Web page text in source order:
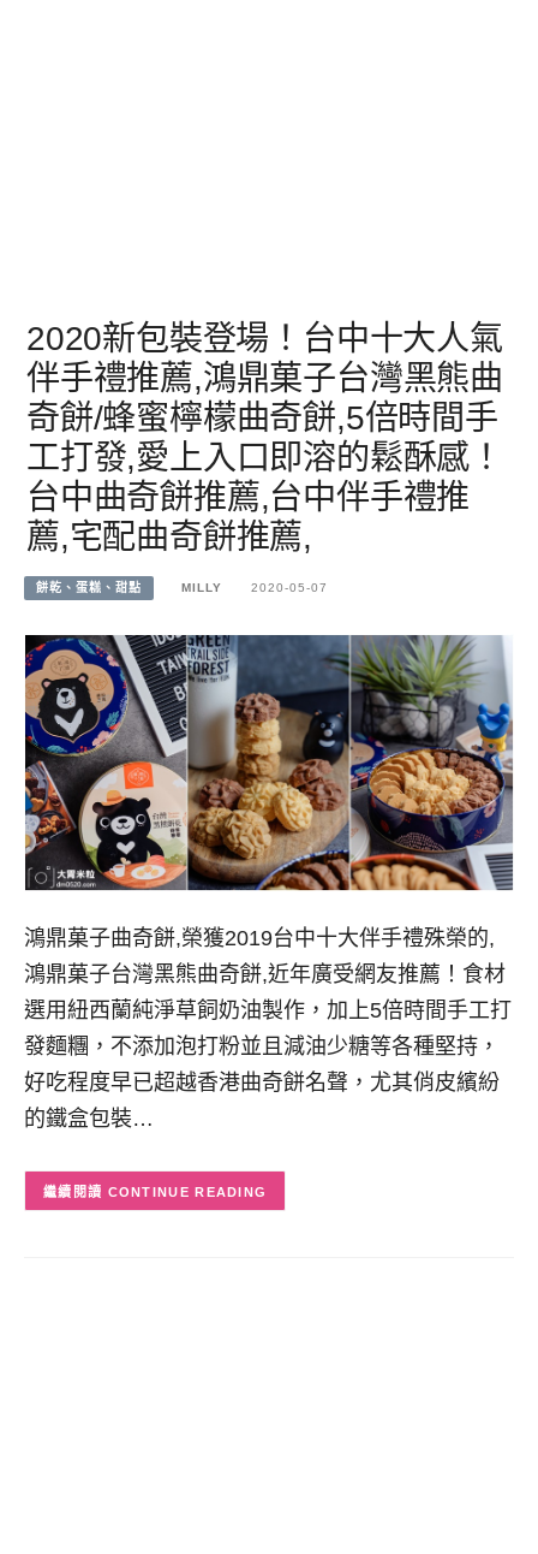
2020新包裝登場！台中十大人氣
伴手禮推薦,鴻鼎菓子台灣黑熊曲
奇餅/蜂蜜檸檬曲奇餅,5倍時間手
工打發,愛上入口即溶的鬆酥感！
台中曲奇餅推薦,台中伴手禮推
薦,宅配曲奇餅推薦,
餅乾、蛋糕、甜點 MILLY 2020-05-07
鴻鼎菓子曲奇餅,榮獲2019台中十大伴手禮殊榮的,
鴻鼎菓子台灣黑熊曲奇餅,近年廣受網友推薦！食材
選用紐西蘭純淨草飼奶油製作，加上5倍時間手工打
發麵糰，不添加泡打粉並且減油少糖等各種堅持，
好吃程度早已超越香港曲奇餅名聲，尤其俏皮繽紛
的鐵盒包裝…
CONTINUE READING